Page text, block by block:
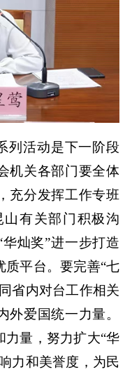
列活动是下一阶段
机关各部门要全体
充分发挥工作专班
有关部门积极沟
灿奖”进一步打造
质平台。要完善“七
省内对台工作相关
外爱国统一力量。
力量，努力扩大“华
力和美誉度，为民